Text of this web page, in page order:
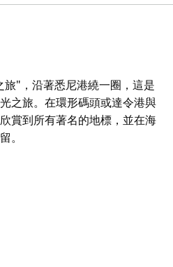
"，沿著悉尼港繞一圈，這是
之旅。在環形碼頭或達令港與
賞到所有著名的地標，並在海
。
之旅。在環形碼頭或達令港與
賞到所有著名的地標，並在海